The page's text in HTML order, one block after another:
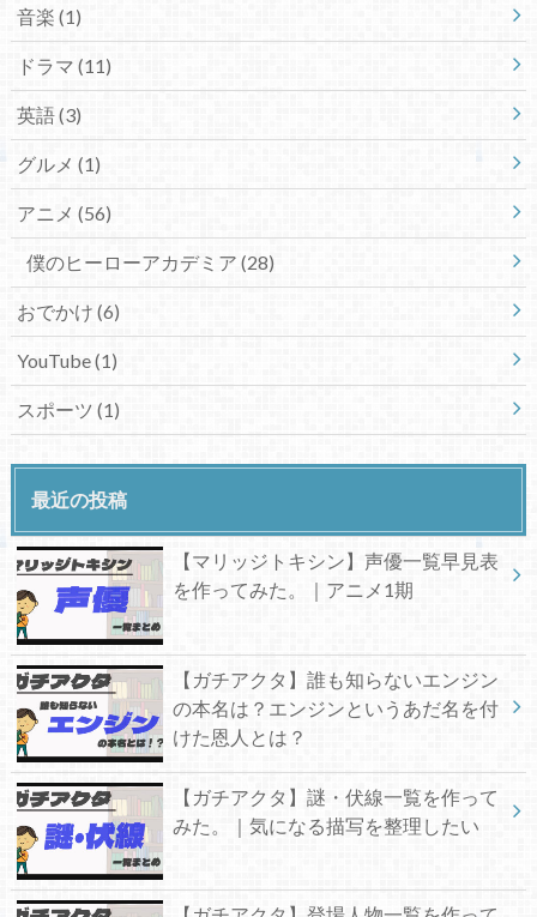
音楽 (1)
ドラマ (11)
英語(3)
グルメ (1)
アニメ (56)
僕のヒーローアカデミア (28)
おでかけ (6)
YouTube(1)
スポーツ (1)
最近の投稿
【マリッジトキシン】声優一覧早見表
を作ってみた。｜アニメ1期
【ガチアクタ】誰も知らないエンジン
の本名は？エンジンというあだ名を付
けた恩人とは？
【ガチアクタ】謎・伏線一覧を作って
みた。｜気になる描写を整理したい